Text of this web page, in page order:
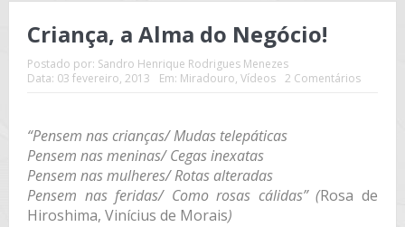
Criança, a Alma do Negócio!
Postado por: Sandro Henrique Rodrigues Menezes
Data: 03 fevereiro, 2013 Em: Miradouro, Vídeos 2 Comentários
“Pensem nas crianças/Mudas telepáticas
Pensem nas meninas/Cegas inexatas
Pensem nas mulheres/Rotas alteradas
Pensem nas feridas/ Como rosas cálidas” (Rosa de
Hiroshima, Vinícius de Morais)